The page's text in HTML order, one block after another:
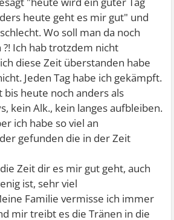
heute geht es mir gut" und
Wo soll man da noch
Ich hab trotzdem nicht
diese Zeit überstanden habe
Jeden Tag habe ich gekämpft.
bis heute noch anders als
kein Alk., kein langes aufbleiben.
ich habe so viel an
gefunden die in der Zeit
Zeit dir es mir gut geht, auch
ist, sehr viel
Familie vermisse ich immer
mir treibt es die Tränen in die